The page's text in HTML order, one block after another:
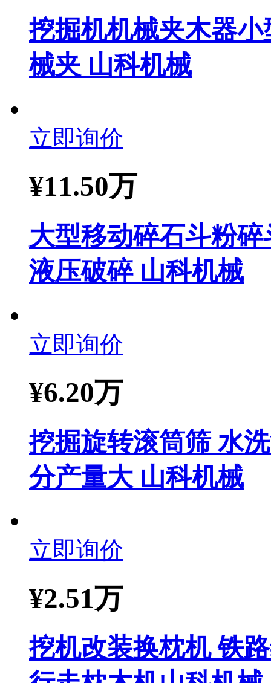
挖掘机机械夹木器
械夹 山科机械
立即询价
¥11.50万
大型移动碎石斗粉
液压破碎 山科机械
立即询价
¥6.20万
挖掘旋转滚筒筛 水
分产量大 山科机械
立即询价
¥2.51万
挖机改装换枕机 铁